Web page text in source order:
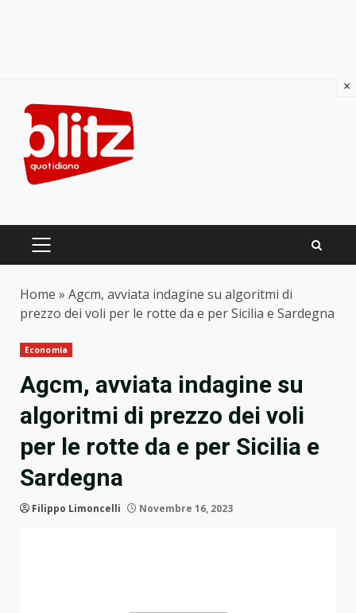
content
PRIMARY
Home » Agcm, avviata indagine su algoritmi di
prezzo dei voli per le rotte da e per Sicilia e Sardegna
Economia
Agcm, avviata indagine su
algoritmi di prezzo dei voli
per le rotte da e per Sicilia e
Sardegna
Filippo Limoncelli Novembre 16, 2023
×